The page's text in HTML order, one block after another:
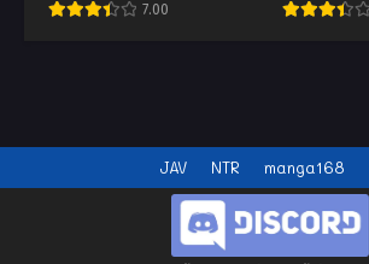
7.00
JAV NTR manga168